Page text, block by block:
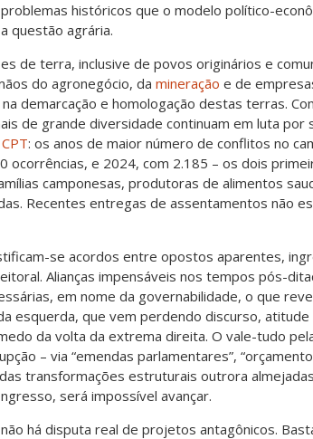
históricos que o modelo político-
questão agrária.
de terra, inclusive de povos originários e
do agronegócio, da mineração e de
demarcação e homologação destas terras.
de grande diversidade continuam em luta por
: os anos de maior número de conflitos no
ocorrências, e 2024, com 2.185 – os dois
camponesas, produtoras de alimentos
Recentes entregas de assentamentos não
se acordos entre opostos aparentes,
Alianças impensáveis nos tempos pós-
em nome da governabilidade, o que
esquerda, que vem perdendo discurso,
da volta da extrema direita. O vale-tudo
– via “emendas parlamentares”,
transformações estruturais outrora
será impossível avançar.
há disputa real de projetos antagônicos.